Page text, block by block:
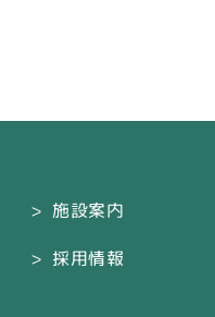
施設案内
採用情報